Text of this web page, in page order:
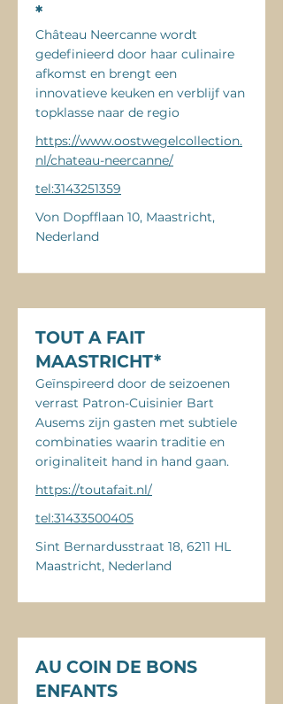
*
Château Neercanne wordt
gedefinieerd door haar culinaire
afkomst en brengt een
innovatieve keuken en verblijf van
topklasse naar de regio
https://www.oostwegelcollection.
nl/chateau-neercanne/
tel:3143251359
Von Dopfflaan 10, Maastricht,
Nederland
TOUT A FAIT
MAASTRICHT*
Geïnspireerd door de seizoenen
verrast Patron-Cuisinier Bart
Ausems zijn gasten met subtiele
combinaties waarin traditie en
originaliteit hand in hand gaan.
https://toutafait.nl/
tel:31433500405
Sint Bernardusstraat 18, 6211 HL
Maastricht, Nederland
AU COIN DE BONS
ENFANTS